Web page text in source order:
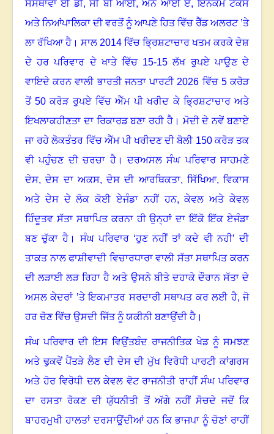
ਸੰਸਥਾਵਾਂ ਈ ਡੀ,ਸੀ ਬੀ ਆਈ,ਐੱਨ ਆਈ ਏ,ਇਨਕਮ ਟੈਕਸ
ਅਤੇ ਨਿਆਂਪਾਲਿਕਾ ਦੀ ਵਰਤੋਂ ਨੂੰ ਆਪਣੇ ਹਿਤ ਵਿੱਚ ਰੈੱਡ ਅਲਰਟ ’ਤੇ
ਲਾ ਰੱਖਿਆ ਹੈ । ਸਾਲ 2014 ਵਿੱਚ ਭ੍ਰਿਸ਼ਟਾਚਾਰ ਖਤਮ ਕਰਕੇ ਦੇਸ਼
ਦੇ ਹਰ ਪਰਿਵਾਰ ਦੇ ਖਾਤੇ ਵਿੱਚ 15-15 ਲੱਖ ਰੁਪਏ ਪਾਉਣ ਦੇ
ਵਾਇਦੇ ਕਰਨ ਵਾਲੀ ਭਾਰਤੀ ਜਨਤਾ ਪਾਰਟੀ 2026 ਵਿੱਚ 5ਕਰੋੜ
ਤੋਂ50 ਕਰੋੜ ਰੁਪਏ ਵਿੱਚ ਐੱਮ ਪੀ ਖਰੀਦ ਕੇ ਭ੍ਰਿਸ਼ਟਾਚਾਰ ਅਤੇ
ਇਖਲਾਕਹੀਣਤਾ ਦਾ ਰਿਕਾਰਡ ਬਣਾ ਰਹੀ ਹੈ। ਮੋਦੀ ਦੇ ਨਵੇਂ ਬਣਾਏ
ਜਾ ਰਹੇ ਲੋਕਤੰਤਰ ਵਿੱਚ ਐੱਮ ਪੀ ਖਰੀਦਣ ਦੀ ਬੋਲੀ 150ਕਰੋੜ ਤਕ
ਵੀ ਪਹੁੰਚਣ ਦੀ ਚਰਚਾ ਹੈ।ਦਰਅਸਲ ਸੰਘ ਪਰਿਵਾਰ ਸਾਹਮਣੇ
ਦੇਸ,ਦੇਸ ਦਾ ਅਕਸ,ਦੇਸ ਦੀ ਆਰਥਿਕਤਾ, ਸਿੱਖਿਆ, ਵਿਕਾਸ
ਅਤੇ ਦੇਸ ਦੇ ਲੋਕ ਕੋਈ ਏਜੰਡਾ ਨਹੀਂ ਹਨ,ਕੇਵਲ ਅਤੇ ਕੇਵਲ
ਹਿੰਦੂਤਵ ਸੱਤਾ ਸਥਾਪਿਤ ਕਰਨਾ ਹੀ ਉਨ੍ਹਾਂ ਦਾ ਇੱਕੋ ਇੱਕ ਏਜੰਡਾ
ਬਣ ਚੁੱਕਾ ਹੈ । ਸੰਘ ਪਰਿਵਾਰ ‘ਹੁਣ ਨਹੀਂ ਤਾਂ ਕਦੇ ਵੀ ਨਹੀ’ਦੀ
ਤਾਕਤ ਨਾਲ ਫਾਸ਼ੀਵਾਦੀ ਵਿਚਾਰਧਾਰਾ ਵਾਲੀ ਸੱਤਾ ਸਥਾਪਿਤ ਕਰਨ
ਦੀ ਲੜਾਈ ਲੜ ਰਿਹਾ ਹੈ ਅਤੇ ਉਸਨੇ ਬੀਤੇ ਦਹਾਕੇ ਦੌਰਾਨ ਸੱਤਾ ਦੇ
ਅਸਲ ਕੇਦਰਾਂ ’ਤੇ ਇਕਮਾਤਰ ਸਰਦਾਰੀ ਸਥਾਪਤ ਕਰ ਲਈ ਹੈ, ਜੋ
ਹਰ ਚੋਣ ਵਿੱਚ ਉਸਦੀ ਜਿੱਤ ਨੂੰ ਯਕੀਨੀ ਬਣਾਉਂਦੀ ਹੈ ।
ਸੰਘ ਪਰਿਵਾਰ ਦੀ ਇਸ ਵਿਉਂਤਬੰਦ ਰਾਜਨੀਤਿਕ ਖੇਡ ਨੂੰ ਸਮਝਣ
ਅਤੇ ਢੁਕਵੇਂ ਪੈਂਤੜੇ ਲੈਣ ਦੀ ਦੇਸ ਦੀ ਮੁੱਖ ਵਿਰੋਧੀ ਪਾਰਟੀ ਕਾਂਗਰਸ
ਅਤੇ ਹੋਰ ਵਿਰੋਧੀ ਦਲ ਕੇਵਲ ਵੋਟ ਰਾਜਨੀਤੀ ਰਾਹੀਂ ਸੰਘ ਪਰਿਵਾਰ
ਦਾ ਰਸਤਾ ਰੋਕਣ ਦੀ ਯੁੱਧਨੀਤੀ ਤੋਂ ਅੱਗੇ ਨਹੀਂ ਸੋਚਦੇ ਜਦੋਂ ਕਿ
ਬਾਹਰਮੁਖੀ ਹਾਲਤਾਂ ਦਰਸਾਉਂਦੀਆਂ ਹਨ ਕਿ ਭਾਜਪਾ ਨੂੰ ਚੋਣਾਂ ਰਾਹੀਂ